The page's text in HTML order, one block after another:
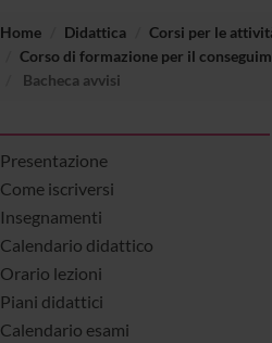
Home Didattica
Corsi per le
Corso di formazione per il
Bacheca avvisi
Presentazione
Come iscriversi
Insegnamenti
Calendario didattico
Orario lezioni
Piani didattici
Calendario esami